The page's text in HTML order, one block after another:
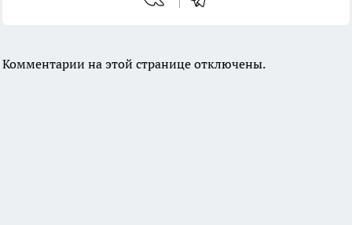
Комментарии на этой странице отключены.